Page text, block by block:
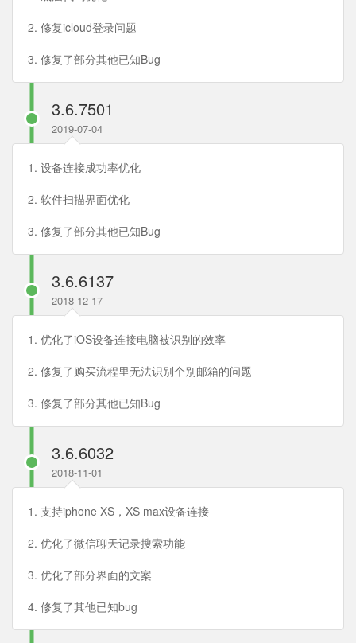
2. 修复icloud登录问题
3. 修复了部分其他已知Bug
3.6.7501
2019-07-04
1. 设备连接成功率优化
2. 软件扫描界面优化
3. 修复了部分其他已知Bug
3.6.6137
2018-12-17
1. 优化了iOS设备连接电脑被识别的效率
2. 修复了购买流程里无法识别个别邮箱的问题
3. 修复了部分其他已知Bug
3.6.6032
2018-11-01
1. 支持iphone XS，XS max设备连接
2. 优化了微信聊天记录搜索功能
3. 优化了部分界面的文案
4. 修复了其他已知bug